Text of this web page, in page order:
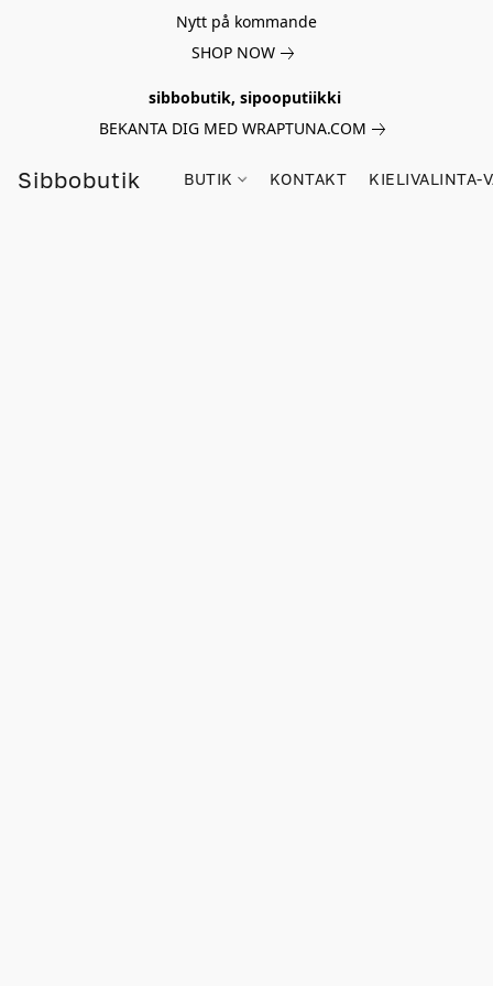
Nytt på kommande
SHOP NOW
sibbobutik, sipooputiikki
BEKANTA DIG MED WRAPTUNA.COM
Sibbobutik BUTIK KONTAKT KIELIVALINTA-